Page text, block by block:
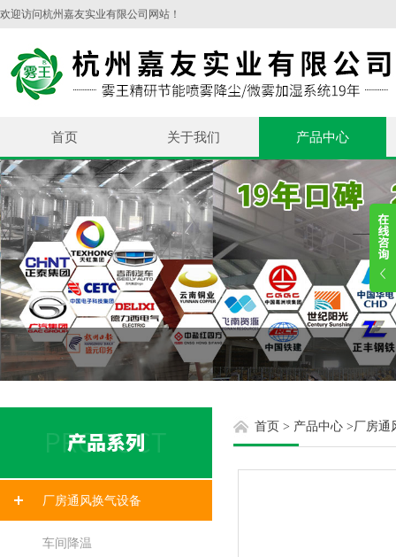
欢迎访问杭州嘉友实业有限公司网站！
首页 关于我们 产品中心
厂房通风换气设备
车间降温
首页 > 产品中心 >厂房通